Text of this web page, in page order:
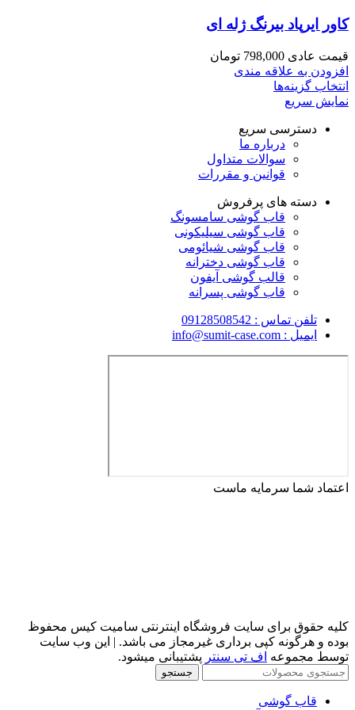
کاور ایرپاد بیرنگ ژله ای
قیمت عادی 798,000 تومان
افزودن به علاقه مندی
انتخاب گزینه‌ها
نمایش سریع
دسترسی سریع
درباره ما
سوالات متداول
قوانین و مقررات
دسته های پرفروش
قاب گوشی سامسونگ
قاب گوشی سیلیکونی
قاب گوشی شیائومی
قاب گوشی دخترانه
قالب گوشی آیفون
قاب گوشی پسرانه
تلفن تماس : 09128508542
ایمیل : info@sumit-case.com
اعتماد شما سرمایه ماست
کلیه حقوق برای سایت فروشگاه اینترنتی سامیت کیس محفوظ
بوده و هرگونه کپی برداری غیرمجاز می باشد. | این وب سایت
توسط مجموعه اف تی سنتر پشتیبانی میشود.
جستجو
قاب گوشی